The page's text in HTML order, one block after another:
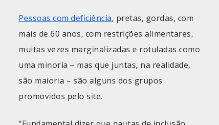
Pessoas com deficiência, pretas, gordas, com
mais de 60 anos, com restrições alimentares,
muitas vezes marginalizadas e rotuladas como
uma minoria – mas que juntas, na realidade,
são maioria – são alguns dos grupos
promovidos pelo site.